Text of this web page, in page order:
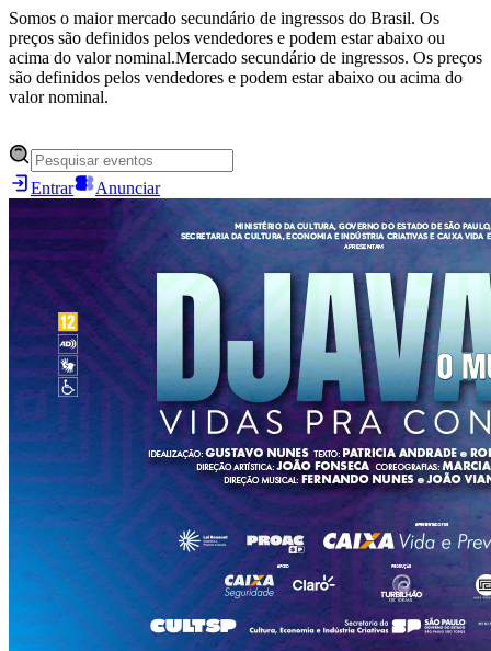
Somos o maior mercado secundário de ingressos do Brasil. Os
preços são definidos pelos vendedores e podem estar abaixo ou
acima do valor nominal.Mercado secundário de ingressos. Os preços
são definidos pelos vendedores e podem estar abaixo ou acima do
valor nominal.
Entrar Anunciar